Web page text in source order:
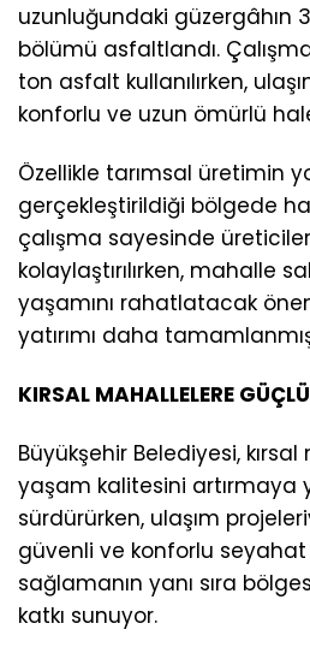
uzunluğundaki güzergâhın
bölümü asfaltlandı.
ton asfalt kullanılırken,
konforlu ve uzun ömürlü
Özellikle tarımsal üretimin
gerçekleştirildiği bölgede
çalışma sayesinde
kolaylaştırılırken, mahalle
yaşamını rahatlatacak
yatırımı daha
KIRSAL MAHALLELERE
Büyükşehir Belediyesi,
yaşam kalitesini artırmaya
sürdürürken, ulaşım
güvenli ve konforlu
sağlamanın yanı sıra
katkı sunuyor.